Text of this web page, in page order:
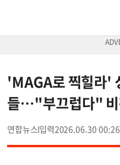
'MAGA로 찍힐라'
들…"부끄럽다"
연합뉴스 2026.06.30 00:26